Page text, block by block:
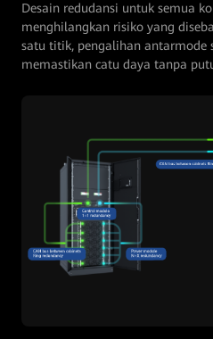
Desain redudansi untuk semua
menghilangkan risiko yang
satu titik, pengalihan antarmode
memastikan catu daya tanpa